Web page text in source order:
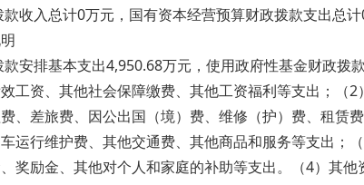
入总计0万元，国有资本经营预算财政拨款支出总计0
排基本支出4,950.68万元，使用政府性基金财政拨
绩效工资、其他社会保障缴费、其他工资福利等支出；（
、差旅费、因公出国（境）费、维修（护）费、租赁
车运行维护费、其他交通费、其他商品和服务等支出
、奖励金、其他对个人和家庭的补助等支出。（4）